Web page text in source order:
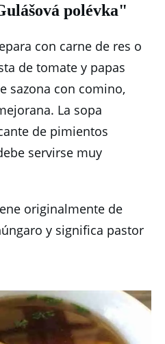
polévka"
con carne de res o
de tomate y papas
sazona con comino,
La sopa
de pimientos
servirse muy
originalmente de
y significa pastor